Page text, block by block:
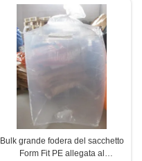
Bulk grande fodera del sacchetto
Form Fit PE allegata al